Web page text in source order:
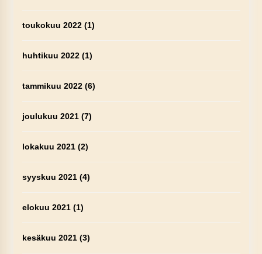
toukokuu 2022(1)
huhtikuu 2022(1)
tammikuu 2022(6)
joulukuu 2021(7)
lokakuu 2021(2)
syyskuu 2021(4)
elokuu 2021(1)
kesäkuu 2021(3)